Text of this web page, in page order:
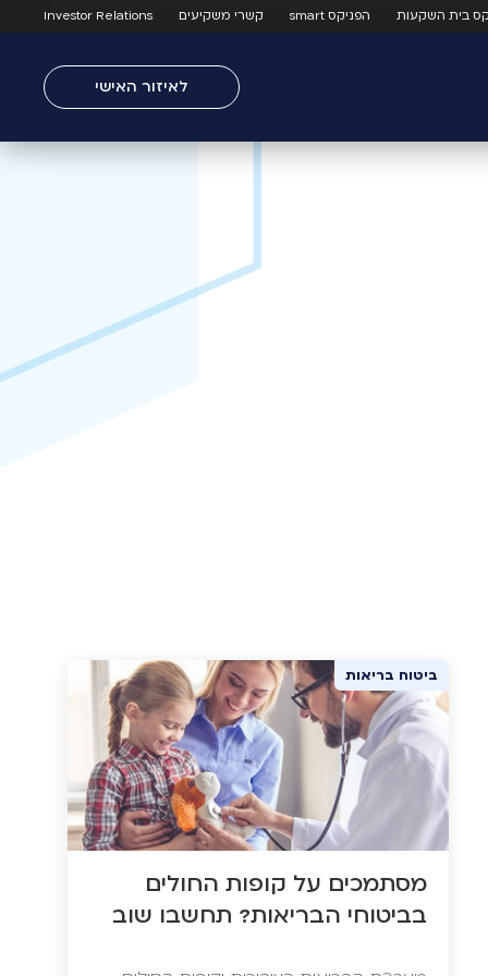
בית השקעות הפניקס smart קשרי משקיעים Investor Relations
לאיזור האישי
ביטוח בריאות
מסתמכים על קופות החולים
בביטוחי הבריאות? תחשבו שוב